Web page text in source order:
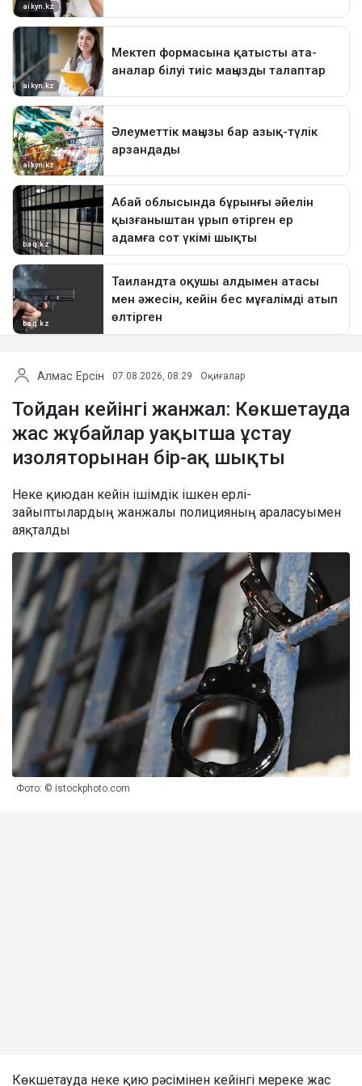
Алмас Ерсін 07.08.2026, 08:29 Оқиғалар
Тойдан кейінгі жанжал: Көкшетауда
жас жұбайлар уақытша ұстау
изоляторынан бір-ақ шықты
Неке қиюдан кейін ішімдік ішкен ерлі-
зайыптылардың жанжалы полицияның араласуымен
аяқталды
Фото: © istockphoto.com
Көкшетауда неке қию рәсімінен кейінгі мереке жас